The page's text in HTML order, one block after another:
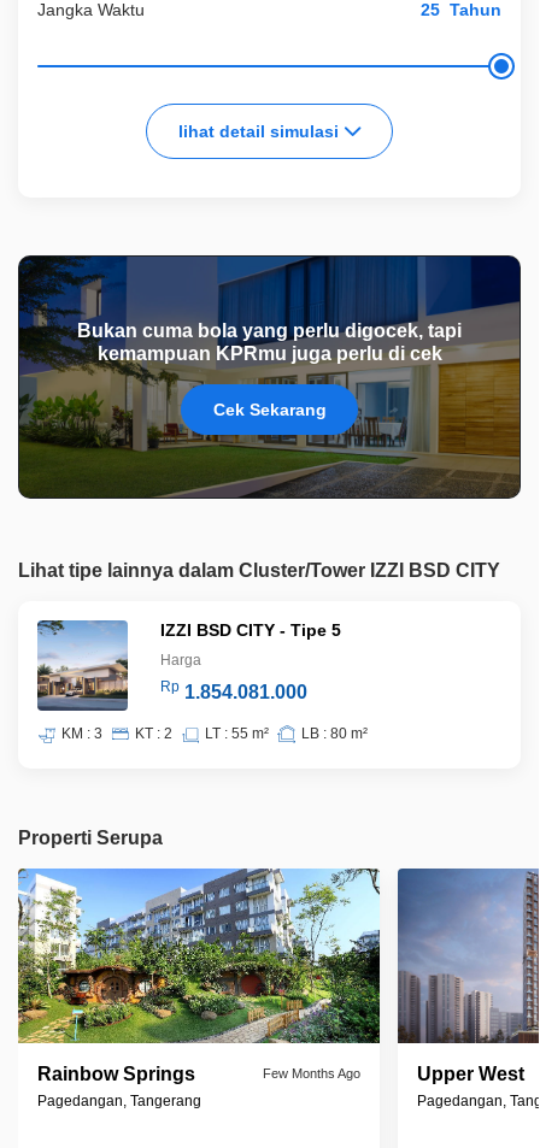
Jangka Waktu Tahun
lihat detail simulasi
Bukan cuma bola yang perlu digocek, tapi
kemampuan KPRmu juga perlu di cek
Cek Sekarang
Lihat tipe lainnya dalam Cluster/Tower IZZI BSD CITY
IZZI BSD CITY - Tipe 5
Harga
Rp 1.854.081.000
KM : 3 KT : 2 LT : 55 m² LB : 80 m²
Properti Serupa
Rainbow Springs
Pagedangan, Tangerang
Few Months Ago Upper West
Pagedangan,